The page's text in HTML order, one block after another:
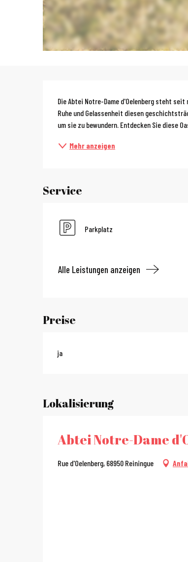
Die Abtei Notre-Dame d'Oelenberg steht
Ruhe und Gelassenheit diesen
um sie zu bewundern. Entdecken Sie diese
Mehr anzeigen
Service
Parkplatz
Alle Leistungen anzeigen
Preise
ja
Lokalisierung
Abtei Notre-Dame
Rue d'Oelenberg, 68950 Reiningue